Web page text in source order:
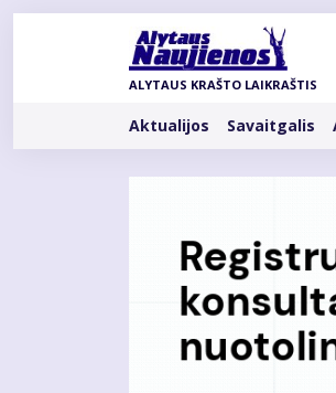
Pereiti
ALYTAUS KRAŠTO LAIKRAŠTIS
Rubrikos
Aktualijos Savaitgalis